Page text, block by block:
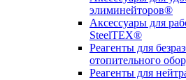
элиминейторов®
Аксессуары для
SteelTEX®
Реагенты для
отопительного
Реагенты для